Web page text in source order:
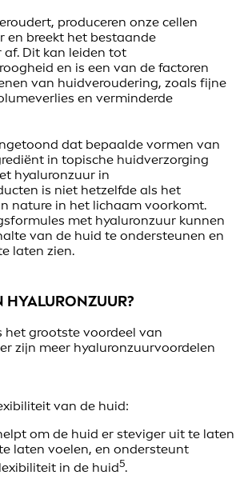
produceren onze cellen
en breekt het bestaande
af. Dit kan leiden tot
en is een van de factoren
van huidveroudering, zoals fijne
en verminderde
dat bepaalde vormen van
in topische huidverzorging
hyaluronzuur in
is niet hetzelfde als het
nature in het lichaam voorkomt.
met hyaluronzuur kunnen
van de huid te ondersteunen en
laten zien.
het grootste voordeel van
zijn meer hyaluronzuurvoordelen
van de huid:
om de huid er steviger uit te laten
laten voelen, en ondersteunt
in de huid5.